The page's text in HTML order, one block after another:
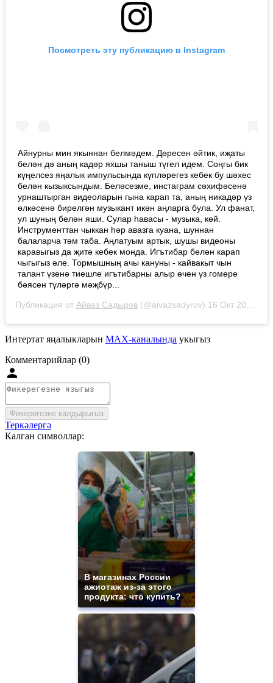
Посмотреть эту публикацию в Instagram
Айнурны мин якыннан белмәдем. Дөресен әйтик, иҗаты
белән дә аның кадәр яхшы таныш түгел идем. Соңгы бик
күңелсез яңалык импульсында күпләрегез кебек бу шәхес
белән кызыксындым. Беләсезме, инстаграм сәхифәсенә
урнаштырган видеоларын гына карап та, аның никадәр үз
өлкәсенә бирелгән музыкант икән аңларга була. Ул фанат,
ул шуның белән яши. Сулар һавасы - музыка, көй.
Инструменттан чыккан һәр авазга куана, шуннан
балаларча тәм таба. Аңлатуым артык, шушы видеоны
каравыгыз да җитә кебек монда. Игътибар белән карап
чыгыгыз әле. Тормышның ачы кануны - кайвакыт чын
талант үзенә тиешле игътибарны алыр өчен үз гомере
бәясен түләргә мәҗбүр...
Публикация от Айваз Садыров (@aivazsadyrov) 16 Окт 2020 в 12:23 PDT
Интертат яңалыкларын MAX-каналында укыгыз
Комментарийлар (0)
Фикерегезне калдырыгыз
Теркәлергә
Калган символлар:
В магазинах России
ажиотаж из-за этого
продукта: что купить?